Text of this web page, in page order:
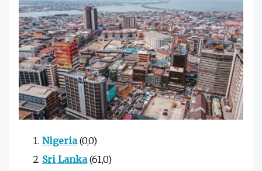
Nigeria (0,0)
Sri Lanka(61,0)